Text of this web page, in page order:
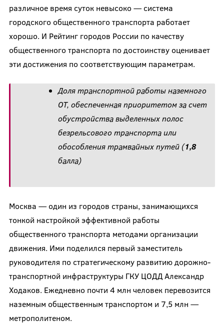
различное время суток невысоко — система
городского общественного транспорта работает
хорошо. И Рейтинг городов России по качеству
общественного транспорта по достоинству оценивает
эти достижения по соответствующим параметрам.
Доля транспортной работы наземного
ОТ, обеспеченная приоритетом за счет
обустройства выделенных полос
безрельсового транспорта или
обособления трамвайных путей (1,8
балла)
Москва — один из городов страны, занимающихся
тонкой настройкой эффективной работы
общественного транспорта методами организации
движения. Ими поделился первый заместитель
руководителя по стратегическому развитию дорожно-
транспортной инфраструктуры ГКУ ЦОДД Александр
Ходаков. Ежедневно почти 4 млн человек перевозится
наземным общественным транспортом и 7,5 млн —
метрополитеном.